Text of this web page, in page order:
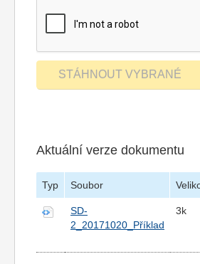
Aktuální verze dokumentu
Typ Soubor
SD-
2_20171020_Příklad
3k